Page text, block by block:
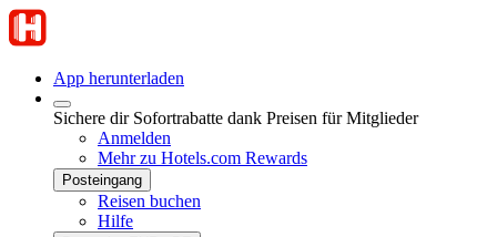
App herunterladen
Sichere dir Sofortrabatte dank Preisen für Mitglieder
Anmelden
Mehr zu Hotels.com Rewards
Posteingang
Reisen buchen
Hilfe